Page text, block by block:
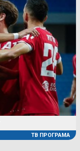
ТВ ПРОГРАМА